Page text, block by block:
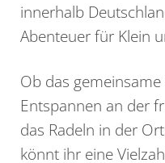
innerhalb
Abenteuer für Klein
Ob das
Entspannen an der
das Radeln in der
könnt ihr eine